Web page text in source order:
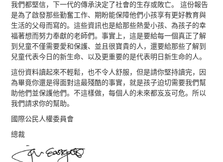
我們都堅信，下一代的傳承決定了社會的生存或敗亡。 這份報告
是為了啟發那些勤奮工作、期盼能保障他們小孩享有更好教育與
生活的父母而寫的。這些資訊也是給那些熱愛小孩、為孩子的幸
福著想而努力奉獻的老師們。事實上，這是要給每一個真正了解
到兒童不僅需要愛和保護、並且很寶貴的人，還要給那些了解到
兒童代表今日的新生命、以及更重要的是代表明日新生命的人。
這份資料讀起來不輕鬆，也不令人舒服，但是請你堅持讀完，因
為畢竟你還是得面對這最殘酷的事實，就是孩子迫切需要我們幫
助他們並保護他們。不這樣做，每個人的未來都岌岌可危。所以
我們請求你的幫助。
國際公民人權委員會
總裁